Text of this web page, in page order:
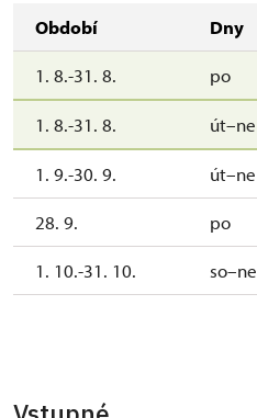
Období Dny
1. 8.-31. 8. po
1. 8.-31. 8. út–ne
1. 9.-30. 9. út–ne
28. 9. po
1. 10.-31. 10. so–ne